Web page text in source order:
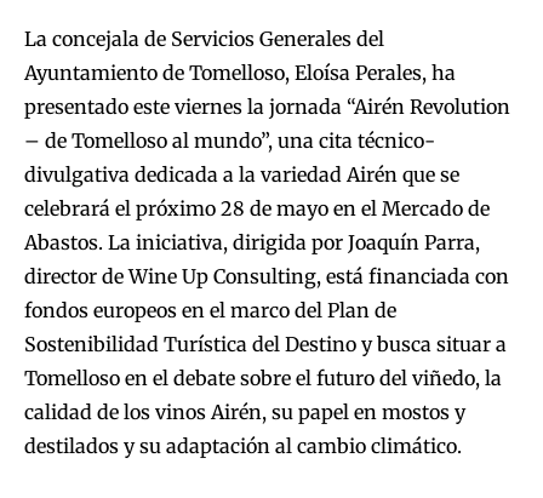
La concejala de Servicios Generales del
Ayuntamiento de Tomelloso, Eloísa Perales, ha
presentado este viernes la jornada “Airén Revolution
– de Tomelloso al mundo”, una cita técnico-
divulgativa dedicada a la variedad Airén que se
celebrará el próximo 28 de mayo en el Mercado de
Abastos. La iniciativa, dirigida por Joaquín Parra,
director de Wine Up Consulting, está financiada con
fondos europeos en el marco del Plan de
Sostenibilidad Turística del Destino y busca situar a
Tomelloso en el debate sobre el futuro del viñedo, la
calidad de los vinos Airén, su papel en mostos y
destilados y su adaptación al cambio climático.